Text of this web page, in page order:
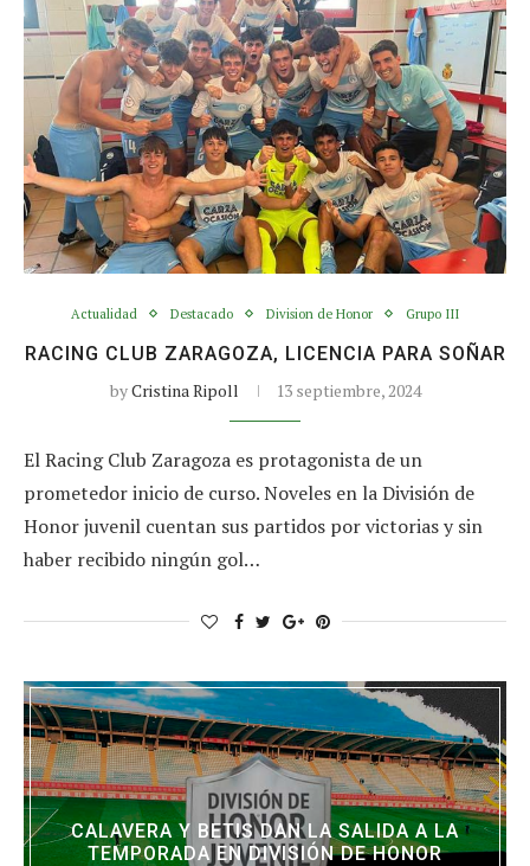
Actualidad Destacado Division de Honor Grupo III
RACING CLUB ZARAGOZA, LICENCIA PARA SOÑAR
byCristina Ripoll 13 septiembre, 2024
El Racing Club Zaragoza es protagonista de un
prometedor inicio de curso. Noveles en la División de
Honor juvenil cuentan sus partidos por victorias y sin
haber recibido ningún gol…
CALAVERA Y BETIS DAN LA SALIDA A LA
TEMPORADA EN DIVISIÓN DE HONOR